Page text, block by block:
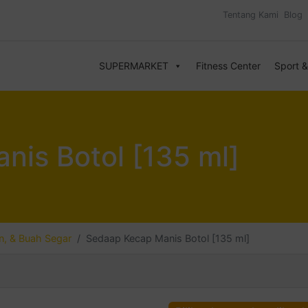
Tentang Kami Blog
SUPERMARKET Fitness Center Sport
Botol [135 ml]
& Buah Segar Sedaap Kecap Manis Botol [135 ml]